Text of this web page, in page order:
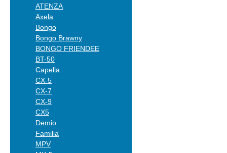
ATENZA
Axela
Bongo
Bongo Brawny
BONGO FRIENDEE
BT-50
Capella
CX-5
CX-7
CX-9
CX5
Demio
Familia
MPV